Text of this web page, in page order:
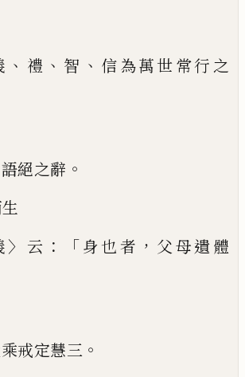
、 禮 、 智 、 信為萬世常行之
語絕之辭 。
〉 云 ：「身也者 ， 父母遺體
戒定慧三 。